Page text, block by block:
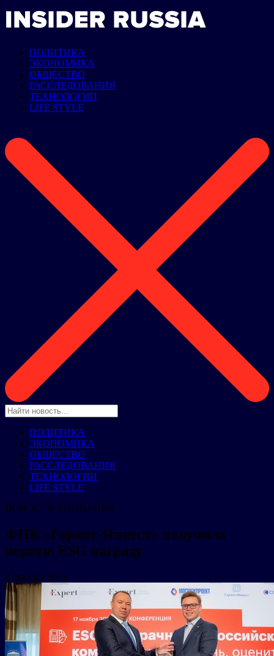
ПОЛИТИКА
ЭКОНОМИКА
ОБЩЕСТВО
РАССЛЕДОВАНИЯ
ТЕХНОЛОГИИ
LIFE STYLE
ПОЛИТИКА
ЭКОНОМИКА
ОБЩЕСТВО
РАССЛЕДОВАНИЯ
ТЕХНОЛОГИИ
LIFE STYLE
НОВОСТИ КОМПАНИЙ
ФПК «Гарант-Инвест» получила
первую ESG награду
8 декабря 2021